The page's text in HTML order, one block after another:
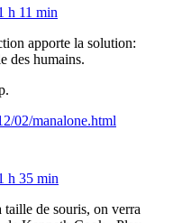
h 11 min
apporte la solution:
des humains.
02/manalone.html
h 35 min
taille de souris, on verra